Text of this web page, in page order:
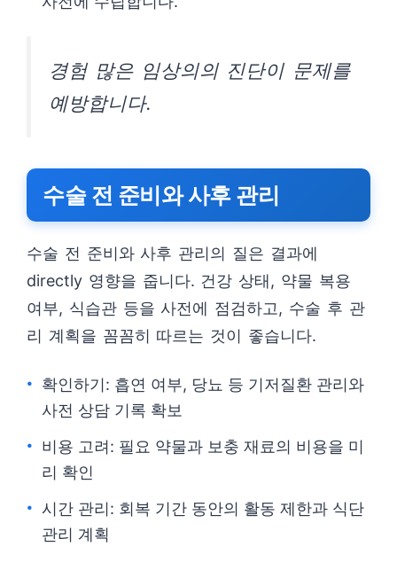
경험 많은 임상의의 진단이 문제를
예방합니다.
수술 전 준비와 사후 관리
수술 전 준비와 사후 관리의 질은 결과에
directly 영향을 줍니다. 건강 상태, 약물 복용
여부, 식습관 등을 사전에 점검하고, 수술 후 관
리 계획을 꼼꼼히 따르는 것이 좋습니다.
확인하기: 흡연 여부, 당뇨 등 기저질환 관리와
사전 상담 기록 확보
비용 고려: 필요 약물과 보충 재료의 비용을 미
리 확인
시간 관리: 회복 기간 동안의 활동 제한과 식단
관리 계획